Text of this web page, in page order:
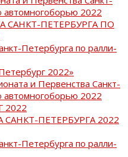
автомногоборью 2022
САНКТ-ПЕТЕРБУРГА ПО
Петербурга по ралли-
2022»
и Первенства Санкт-
автомногоборью 2022
2022
САНКТ-ПЕТЕРБУРГА 2022
Петербурга по ралли-